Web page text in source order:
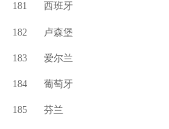
181 西班牙
182 卢森堡
183 爱尔兰
184 葡萄牙
185 芬兰